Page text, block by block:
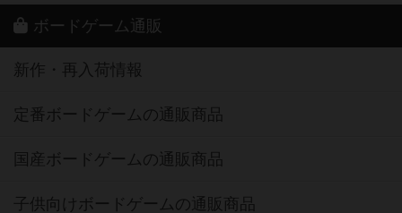
ボードゲーム通販
新作・再入荷情報
定番ボードゲームの通販商品
国産ボードゲームの通販商品
子供向けボードゲームの通販商品